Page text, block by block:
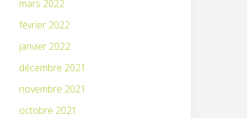
mars 2022
février 2022
janvier 2022
décembre 2021
novembre 2021
octobre 2021